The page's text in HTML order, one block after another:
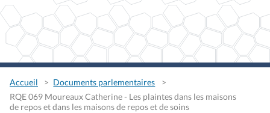
Accueil
Documents parlementaires
RQE 069 Moureaux Catherine - Les plaintes dans les maisons
de repos et dans les maisons de repos et de soins